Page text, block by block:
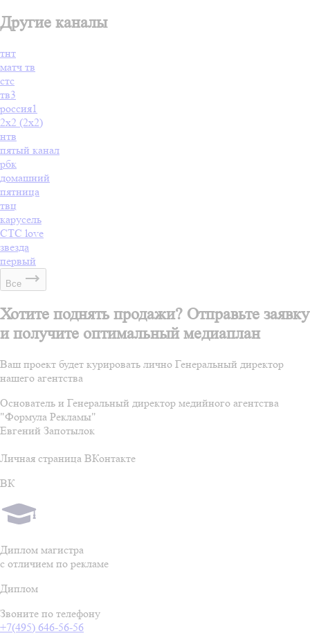
Другие каналы
тнт
матч тв
стс
тв3
россия1
2х2 (2x2)
нтв
пятый канал
рбк
домашний
пятница
твц
карусель
СТС love
звезда
первый
Все
Хотите поднять продажи? Отправьте заявку
и получите оптимальный медиаплан
Ваш проект будет курировать лично Генеральный директор
нашего агентства
Основатель и Генеральный директор медийного агентства
"Формула Рекламы"
Евгений Запотылок
Личная страница ВКонтакте
ВК
Диплом магистра
с отличием по рекламе
Диплом
Звоните по телефону
+7(495) 646-56-56